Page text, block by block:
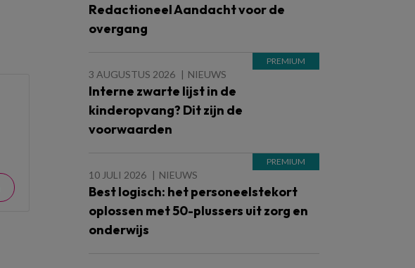
Redactioneel Aandacht voor de
overgang
3 AUGUSTUS 2026 NIEUWS
Interne zwarte lijst in de
kinderopvang? Dit zijn de
voorwaarden
10 JULI 2026 NIEUWS
Best logisch: het personeelstekort
oplossen met 50-plussers uit zorg en
onderwijs